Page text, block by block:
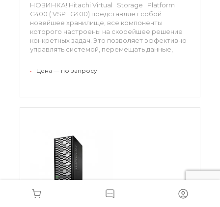
НОВИНКА! Hitachi Virtual Storage Platform
G400 ( VSP G400) представляет собой
новейшее хранилище, все компоненты
которого настроены на скорейшее решение
конкретных задач. Это позволяет эффективно
управлять системой, перемещать данные,
необходимости платформу всегда можно
• Цена — по запросу